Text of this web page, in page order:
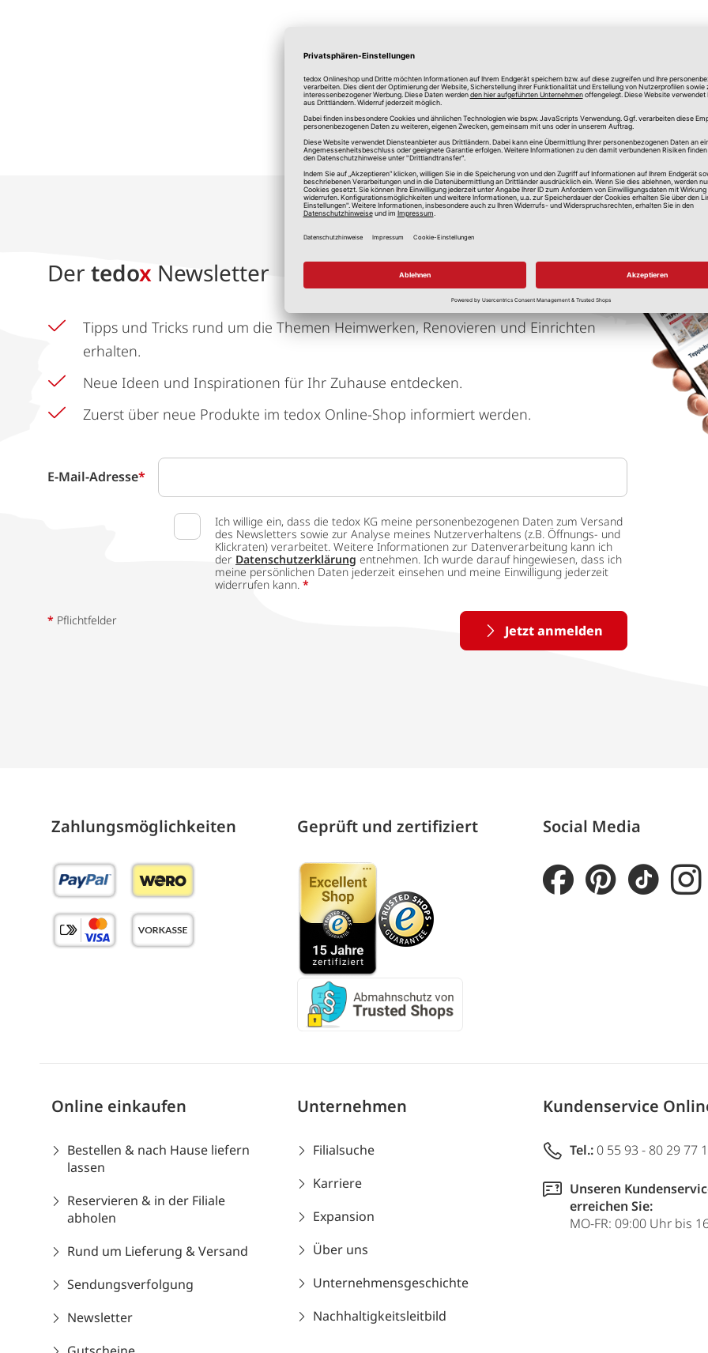
*Alle Preise in Euro, inkl. gesetzlicher Mehrwertsteuer, zzgl.
Der tedox Newsletter
Tipps und Tricks rund um die Themen Heimwerken, Renovieren und Einrichten
erhalten.
Neue Ideen und Inspirationen für Ihr Zuhause entdecken.
Zuerst über neue Produkte im tedox Online-Shop informiert werden.
E-Mail-Adresse*
Ich willige ein, dass die tedox KG meine personenbezogenen Daten zum Versand
des Newsletters sowie zur Analyse meines Nutzerverhaltens (z.B. Öffnungs- und
Klickraten) verarbeitet. Weitere Informationen zur Datenverarbeitung kann ich
der Datenschutzerklärung entnehmen. Ich wurde darauf hingewiesen, dass ich
meine persönlichen Daten jederzeit einsehen und meine Einwilligung jederzeit
widerrufen kann. *
Jetzt anmelden
* Pflichtfelder
Zahlungs­möglich­keiten Geprüft und zertifiziert Social Media
Online einkaufen
Bestellen & nach Hause liefern
lassen
Reservieren & in der Filiale
abholen
Rund um Lieferung & Versand
Sendungsverfolgung
Newsletter
Unternehmen
Filialsuche
Karriere
Expansion
Über uns
Unternehmensgeschichte
Nachhaltigkeitsleitbild
Kundenservice
Tel.: 0 55 93 - 80 29 77
Unseren
erreichen Sie:
MO-FR: 09:00 Uhr bis